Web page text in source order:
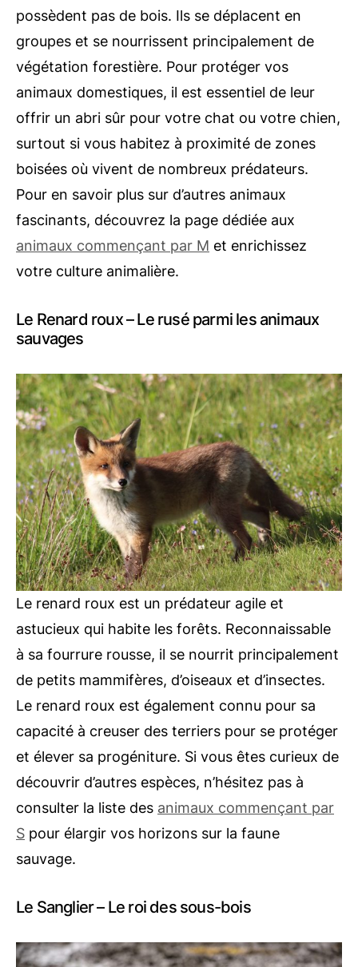
possèdent pas de bois. Ils se déplacent en
groupes et se nourrissent principalement de
végétation forestière. Pour protéger vos
animaux domestiques, il est essentiel de leur
offrir un abri sûr pour votre chat ou votre chien,
surtout si vous habitez à proximité de zones
boisées où vivent de nombreux prédateurs.
Pour en savoir plus sur d’autres animaux
fascinants, découvrez la page dédiée aux
animaux commençant par M et enrichissez
votre culture animalière.
Le Renard roux – Le rusé parmi les animaux
sauvages
Le renard roux est un prédateur agile et
astucieux qui habite les forêts. Reconnaissable
à sa fourrure rousse, il se nourrit principalement
de petits mammifères, d’oiseaux et d’insectes.
Le renard roux est également connu pour sa
capacité à creuser des terriers pour se protéger
et élever sa progéniture. Si vous êtes curieux de
découvrir d’autres espèces, n’hésitez pas à
consulter la liste des animaux commençant par
S pour élargir vos horizons sur la faune
sauvage.
Le Sanglier – Le roi des sous-bois